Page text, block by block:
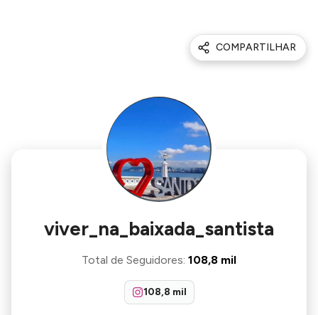
COMPARTILHAR
viver_na_baixada_santista
Total de Seguidores: 108,8 mil
108,8 mil